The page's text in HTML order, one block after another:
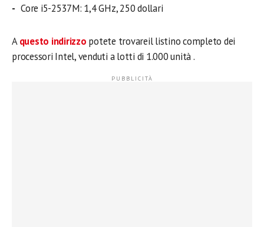
Core i5-2537M: 1,4 GHz, 250 dollari
Aquesto indirizzo potete trovareil listino completo dei
processori Intel, venduti a lotti di 1.000 unità .